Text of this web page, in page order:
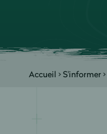
Accueil >S'informer>